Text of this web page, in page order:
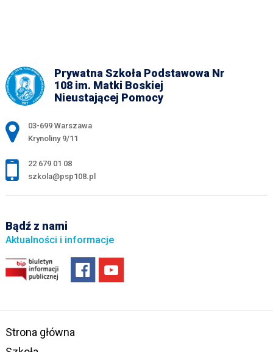
Prywatna Szkoła Podstawowa Nr
108 im. Matki Boskiej
Nieustającej Pomocy
Adres pocztowy:
03-699 Warszawa
Krynoliny 9/11
22 679 01 08
szkola@psp108.pl
Bądź z nami
Aktualności i informacje
Strona główna